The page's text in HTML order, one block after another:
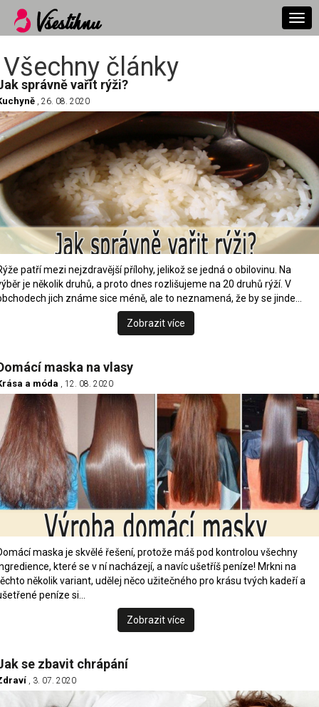
Všechny články
správně vařit rýži?
, 26. 08. 2020
patří mezi nejzdravější přílohy, jelikož se jedná o obilovinu. Na
je několik druhů, a proto dnes rozlišujeme na 20 druhů rýží. V
jich známe sice méně, ale to neznamená, že by se jinde…
Zobrazit více
maska na vlasy
a móda , 12. 08. 2020
maska je skvělé řešení, protože máš pod kontrolou všechny
které se v ní nacházejí, a navíc ušetříš peníze! Mrkni na
několik variant, udělej něco užitečného pro krásu tvých kadeří a
peníze si…
Zobrazit více
se zbavit chrápání
, 3. 07. 2020